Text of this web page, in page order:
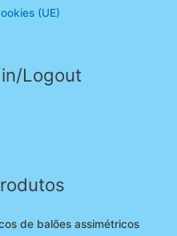
(UE)
Logout
de balões assimétricos